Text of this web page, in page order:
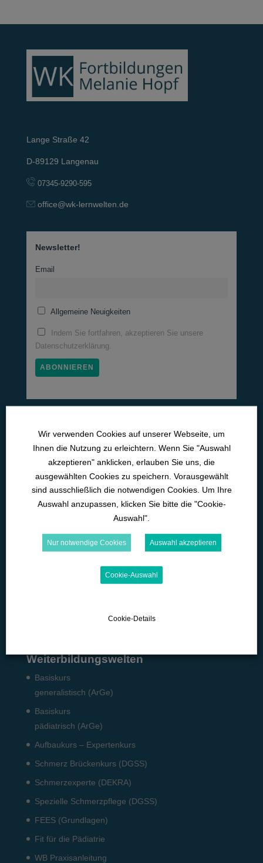
Lange Straße 42
D-89129 Langenau
07345-9290-595
office@wk-lernwelten.de
Newsletter!
Email
Allgemeine Neuigkeiten
Indem Sie fortfahren, akzeptieren Sie unsere
Datenschutzerklärung.
Medizinische Lernwelten
Pneumo­logie
Neurologie
Kardiologie
Intensiv­medizin
Med. Pflichtfort­bildun­gen
Microlearning
Fach­angestellte: Pneumo­logie
Weiterbildungswelten
Basiskurs
generalistisch (ArGe)
Basiskurs
pädiatrisch (ArGe)
Aufbaukurs – Expertenkurs
Schmerz Brückenkurs (DGSS)
Schmerzexperte (DEKRA)
Spezielle Schmerzpflege (DGSS)
FEES (Grundlagen)
Fit für die Pädiatrie
WB Praxisanleitung
Wir verwenden Cookies auf unserer Webseite, um
Ihnen die Nutzung zu erleichtern. Wenn Sie "Auswahl
akzeptieren" anklicken, erlauben Sie uns, die
ausgewählten Cookies zu speichern. Vorausgewählt
sind ausschließlich die notwendigen Cookies. Um Ihre
Auswahl anzupassen, klicken Sie bitte die "Cookie-
Auswahl".
Nur notwendige Cookies Auswahl akzeptieren
Cookie-Auswahl
Cookie-Details